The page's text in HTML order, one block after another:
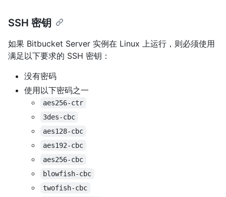
SSH 密钥
如果 Bitbucket Server 实例在 Linux 上运行，则必须使用
满足以下要求的 SSH 密钥：
没有密码
使用以下密码之一
aes256-ctr
3des-cbc
aes128-cbc
aes192-cbc
aes256-cbc
blowfish-cbc
twofish-cbc